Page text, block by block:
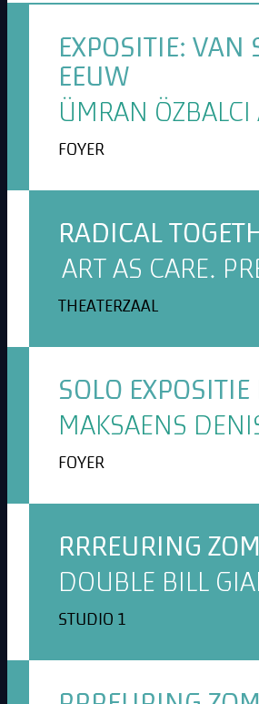
EXPOSITIE: VAN
EEUW
ÜMRAN ÖZBALCI
FOYER
RADICAL
ART AS CARE.
THEATERZAAL
SOLO
MAKSAENS
FOYER
RRREURING
DOUBLE BILL
STUDIO 1